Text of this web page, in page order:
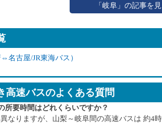
「岐阜」の記事を
名古屋/JR東海バス）
高速バスのよくある質問
所要時間はどれくらいですか？
なりますが、山梨～岐阜間の高速バスは 約4